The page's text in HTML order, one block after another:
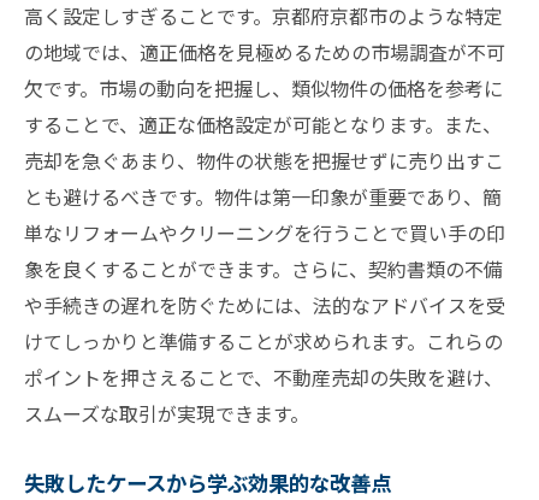
高く設定しすぎることです。京都府京都市のような特定
の地域では、適正価格を見極めるための市場調査が不可
欠です。市場の動向を把握し、類似物件の価格を参考に
することで、適正な価格設定が可能となります。また、
売却を急ぐあまり、物件の状態を把握せずに売り出すこ
とも避けるべきです。物件は第一印象が重要であり、簡
単なリフォームやクリーニングを行うことで買い手の印
象を良くすることができます。さらに、契約書類の不備
や手続きの遅れを防ぐためには、法的なアドバイスを受
けてしっかりと準備することが求められます。これらの
ポイントを押さえることで、不動産売却の失敗を避け、
スムーズな取引が実現できます。
失敗したケースから学ぶ効果的な改善点